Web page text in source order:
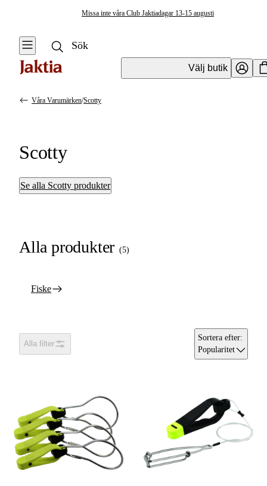
Missa inte våra Club Jaktiadagar 13-15 augusti
Välj butik
Våra Varumärken/Scotty
Scotty
Se alla Scotty produkter
Alla produkter (5)
Fiske
Alla filter
Sortera efter:
Popularitet